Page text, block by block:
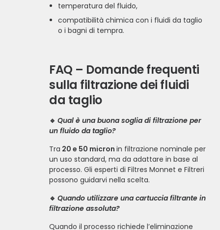
temperatura del fluido,
compatibilità chimica con i fluidi da taglio
o i bagni di tempra.
FAQ – Domande frequenti
sulla filtrazione dei fluidi
da taglio
🔹Qual è una buona soglia di filtrazione per
un fluido da taglio?
Tra 20 e 50 micronin filtrazione nominale per
un uso standard, ma da adattare in base al
processo. Gli esperti di Filtres Monnet e Filtreri
possono guidarvi nella scelta.
🔹Quando utilizzare una cartuccia filtrante in
filtrazione assoluta?
Quando il processo richiede l’eliminazione